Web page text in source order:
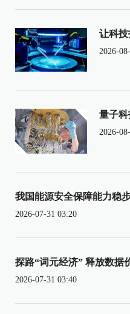
让科
2026-
量子
2026-
我国能源安全保障能力稳
2026-07-31 03:20
探路“词元经济” 释放数
2026-07-31 03:40